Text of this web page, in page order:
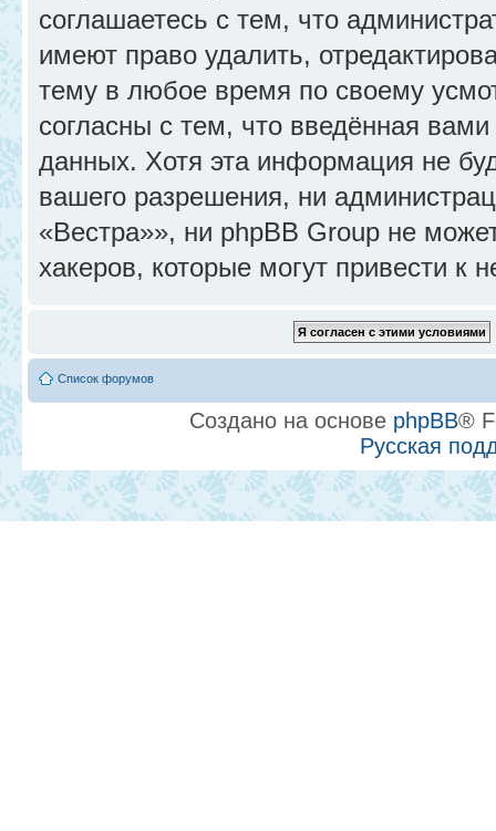
соглашаетесь с тем, что
имеют право удалить,
тему в любое время по своему
согласны с тем, что введённая
данных. Хотя эта информация не
вашего разрешения, ни
«Вестра»», ни phpBB Group не
хакеров, которые могут привести к
Список форумов
Создано на основе phpBB®
Русская